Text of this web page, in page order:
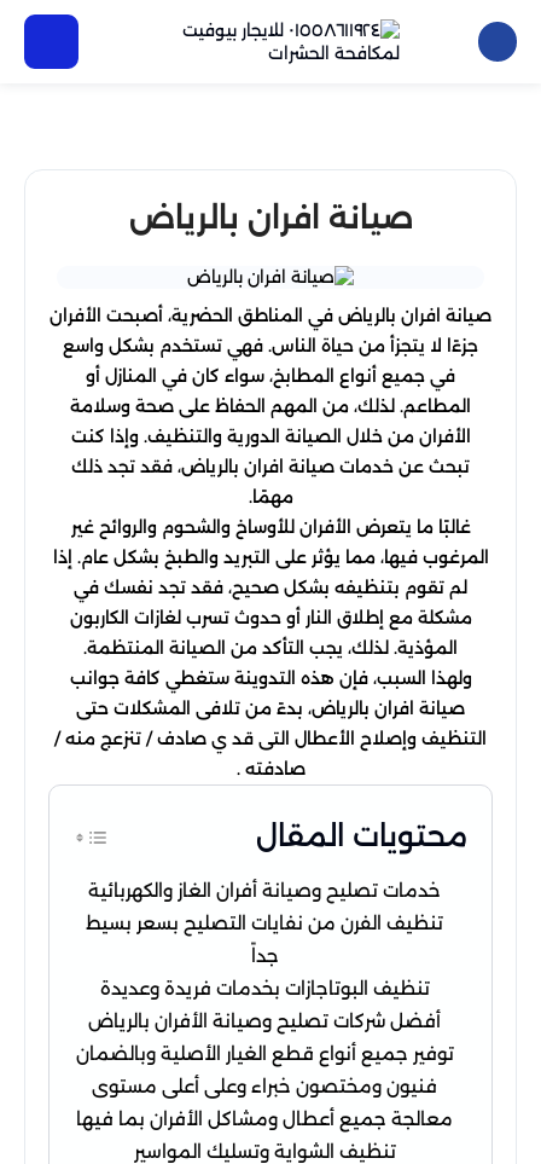
صيانة افران بالرياض
صيانة افران بالرياض في المناطق الحضرية، أصبحت الأفران
جزءًا لا يتجزأ من حياة الناس. فهي تستخدم بشكل واسع
في جميع أنواع المطابخ، سواء كان في المنازل أو
المطاعم. لذلك، من المهم الحفاظ على صحة وسلامة
الأفران من خلال الصيانة الدورية والتنظيف. وإذا كنت
تبحث عن خدمات صيانة افران بالرياض، فقد تجد ذلك
مهمًا.
غالبًا ما يتعرض الأفران للأوساخ والشحوم والروائح غير
المرغوب فيها، مما يؤثر على التبريد والطبخ بشكل عام. إذا
لم تقوم بتنظيفه بشكل صحيح، فقد تجد نفسك في
مشكلة مع إطلاق النار أو حدوث تسرب لغازات الكاربون
المؤذية. لذلك، يجب التأكد من الصيانة المنتظمة.
ولهذا السبب، فإن هذه التدوينة ستغطي كافة جوانب
صيانة افران بالرياض، بدءً من تلافى المشكلات حتى
التنظيف وإصلاح اﻷعطال التى قد ي صادف / تنزعج منه /
صادفته .
محتويات المقال
خدمات تصليح وصيانة أفران الغاز والكهربائية
تنظيف الفرن من نفايات التصليح بسعر بسيط
جداً
تنظيف البوتاجازات بخدمات فريدة وعديدة
أفضل شركات تصليح وصيانة الأفران بالرياض
توفير جميع أنواع قطع الغيار الأصلية وبالضمان
فنيون ومختصون خبراء وعلى أعلى مستوى
معالجة جميع أعطال ومشاكل الأفران بما فيها
تنظيف الشواية وتسليك المواسير